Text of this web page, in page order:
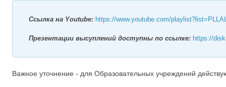
Ссылка на Youtube: https://www.youtube.com/
Презентации высуплений доступны по ссылке: https://
Важное уточнение - для Образовательных учреждений